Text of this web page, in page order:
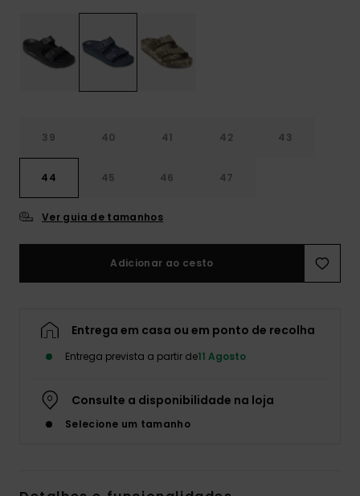
39 40 41 42 43
44 45 46 47
Ver guia de tamanhos
Adicionar ao cesto
Entrega em casa ou em ponto de recolha
Entrega prevista a partir de11 Agosto
Consulte a disponibilidade na loja
Selecione um tamanho